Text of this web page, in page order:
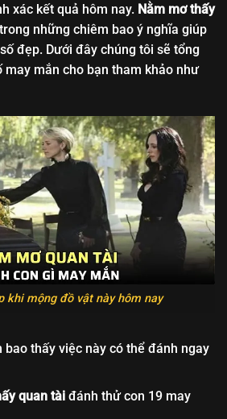
xác kết quả hôm nay. Nằm mơ thấy
những chiêm bao ý nghĩa giúp
đẹp. Dưới đây chúng tôi sẽ tổng
may mắn cho bạn tham khảo như
khi mộng đồ vật này hôm nay
thấy việc này có thể đánh ngay
quan tàiđánh thử con 19 may